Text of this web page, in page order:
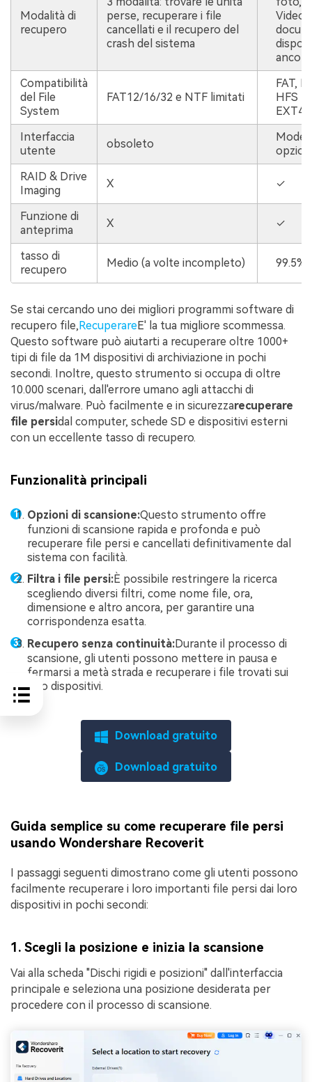
Modalità di
recupero
perse, recuperare i file
cancellati e il recupero del
crash del sistema
Video,
ancora
Compatibilità
del File
System
FAT12/16/32 e NTF limitati
FAT,
HFS +,
EXT4
Interfaccia
utente
obsoleto
RAID & Drive
Imaging
X ✓
Funzione di
anteprima
X ✓
tasso di
recupero
Medio (a volte incompleto) 99.5%
Se stai cercando uno dei migliori programmi software di
recupero file,RecuperareE' la tua migliore scommessa.
Questo software può aiutarti a recuperare oltre 1000+
tipi di file da 1M dispositivi di archiviazione in pochi
secondi. Inoltre, questo strumento si occupa di oltre
10.000 scenari, dall'errore umano agli attacchi di
virus/malware. Può facilmente e in sicurezzarecuperare
file persidal computer, schede SD e dispositivi esterni
con un eccellente tasso di recupero.
Funzionalità principali
Opzioni di scansione:Questo strumento offre
funzioni di scansione rapida e profonda e può
recuperare file persi e cancellati definitivamente dal
sistema con facilità.
Filtra i file persi:È possibile restringere la ricerca
scegliendo diversi filtri, come nome file, ora,
dimensione e altro ancora, per garantire una
corrispondenza esatta.
Recupero senza continuità:Durante il processo di
scansione, gli utenti possono mettere in pausa e
fermarsi a metà strada e recuperare i file trovati sui
loro dispositivi.
Download gratuito
Download gratuito
Guida semplice su come recuperare file persi
usando Wondershare Recoverit
I passaggi seguenti dimostrano come gli utenti possono
facilmente recuperare i loro importanti file persi dai loro
dispositivi in pochi secondi:
1. Scegli la posizione e inizia la scansione
Vai alla scheda "Dischi rigidi e posizioni" dall'interfaccia
principale e seleziona una posizione desiderata per
procedere con il processo di scansione.